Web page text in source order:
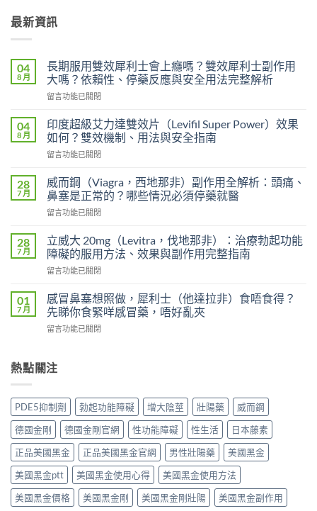
最新資訊
04
8 月
長期服用雙效犀利士會上癮嗎？雙效犀利士副作用
大嗎？依賴性、停藥反應與安全用法完整解析
在
期
服
用
雙
犀
利
士
會
癮
嗎？
效
利
士
副
大
嗎？
賴
性、
停
藥
反
應
與
安
全
用
留言功能已關閉
04
8 月
印度超級艾力達雙效片（Levifil Super Power）效果
如何？雙效機制、用法與安全指南
在
度
超
級
艾
達
雙
效
片
Super
Power）
果
雙
制、
用
法
與
安
全
指
南〉
中
留言功能已關閉
28
7 月
威而鋼（Viagra，西地那非）副作用全解析：頭痛、
鼻塞是正常的？哪些情況必須停藥就醫
在
而
鋼
（Viagra，
西
那
非）
副
作
解
痛、
鼻
塞
是
正
常
的？
哪
些
留言功能已關閉
28
7 月
立威大 20mg（Levitra，伐地那非）：治療勃起功能
障礙的服用方法、效果與副作用完整指南
在
威
大
20mg（Levitra，
伐
非）：
勃
起
功
能
障
礙
的
服
用
留言功能已關閉
01
7 月
感冒鼻塞想照做，犀利士（他達拉非）食唔食得？
先睇你食緊咩感冒藥，唔好亂夾
在
鼻
塞
照
做，
犀
利
士
（他
達
拉
非）
食
留言功能已關閉
熱點關注
PDE5抑制劑 勃起功能障礙 增大陰莖 壯陽藥
威而鋼
德國金剛
德國金剛官網 性功能障礙 性生活
日本藤素
正品美國黑金
正品美國黑金官網 男性壯陽藥
美國黑金
美國黑金ptt
美國黑金使用心得
美國黑金使用方法
美國黑金價格
美國黑金剛 美國黑金剛壯陽 美國黑金副作用